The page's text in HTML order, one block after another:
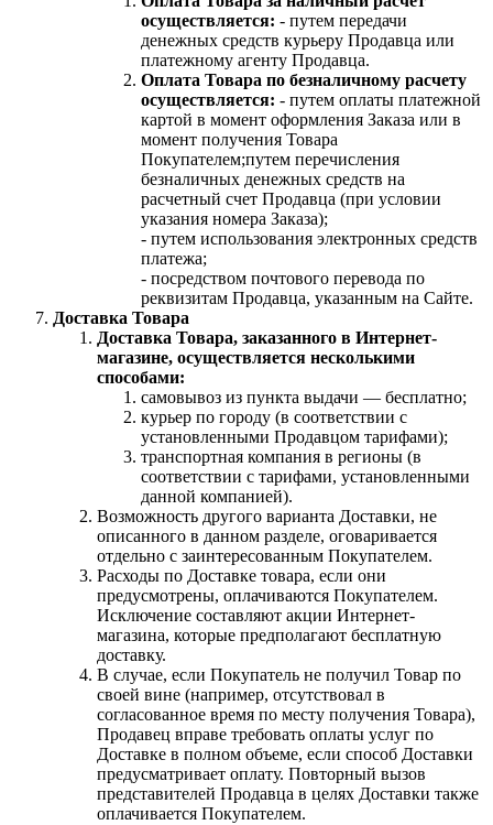
осуществляется: - путем передачи
денежных средств курьеру Продавца или
платежному агенту Продавца.
Оплата Товара по безналичному расчету
осуществляется: - путем оплаты платежной
картой в момент оформления Заказа или в
момент получения Товара
Покупателем;путем перечисления
безналичных денежных средств на
расчетный счет Продавца (при условии
указания номера Заказа);
- путем использования электронных средств
платежа;
- посредством почтового перевода по
реквизитам Продавца, указанным на Сайте.
Доставка Товара
Доставка Товара, заказанного в Интернет-
магазине, осуществляется несколькими
способами:
самовывоз из пункта выдачи — бесплатно;
курьер по городу (в соответствии с
установленными Продавцом тарифами);
транспортная компания в регионы (в
соответствии с тарифами, установленными
данной компанией).
Возможность другого варианта Доставки, не
описанного в данном разделе, оговаривается
отдельно с заинтересованным Покупателем.
Расходы по Доставке товара, если они
предусмотрены, оплачиваются Покупателем.
Исключение составляют акции Интернет-
магазина, которые предполагают бесплатную
доставку.
В случае, если Покупатель не получил Товар по
своей вине (например, отсутствовал в
согласованное время по месту получения Товара),
Продавец вправе требовать оплаты услуг по
Доставке в полном объеме, если способ Доставки
предусматривает оплату. Повторный вызов
представителей Продавца в целях Доставки также
оплачивается Покупателем.